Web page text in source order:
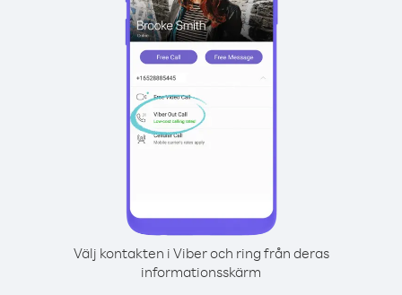
Välj kontakten i Viber och ring från deras
informationsskärm